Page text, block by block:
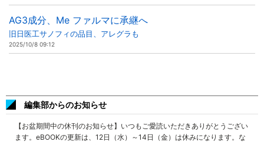
AG3成分、Me ファルマに承継へ
旧日医工サノフィの品目、アレグラも
2025/10/8 09:12
編集部からのお知らせ
【お盆期間中の休刊のお知らせ】いつもご愛読いただきありがとうござい
ます。eBOOKの更新は、12日（水）～14日（金）は休みになります。な